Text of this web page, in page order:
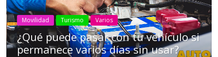
AEADE Industria Motociclismo Motos Movilidad
Campaña busca cambiar destino de
los motociclistas en la región